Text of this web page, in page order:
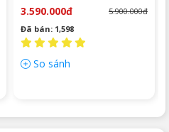
3.590.000đ
5.900.000đ
Đã bán: 1,598
So sánh